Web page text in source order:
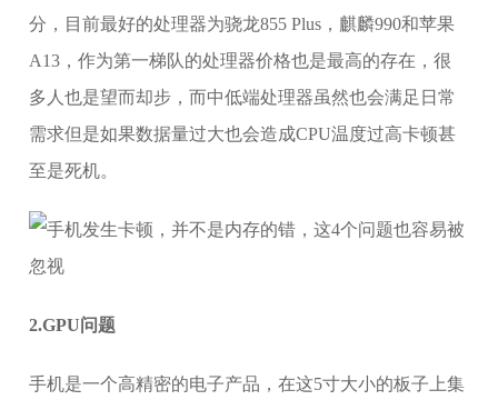
分，目前最好的处理器为骁龙855 Plus，麒麟990和苹果
A13，作为第一梯队的处理器价格也是最高的存在，很
多人也是望而却步，而中低端处理器虽然也会满足日常
需求但是如果数据量过大也会造成CPU温度过高卡顿甚
至是死机。
2.GPU问题
手机是一个高精密的电子产品，在这5寸大小的板子上集